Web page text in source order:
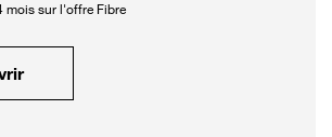
mois sur l'offre Fibre